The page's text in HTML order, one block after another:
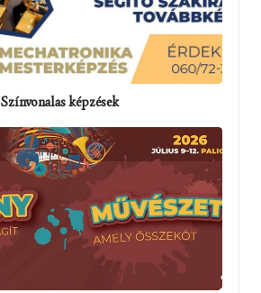
Színvonalas képzések